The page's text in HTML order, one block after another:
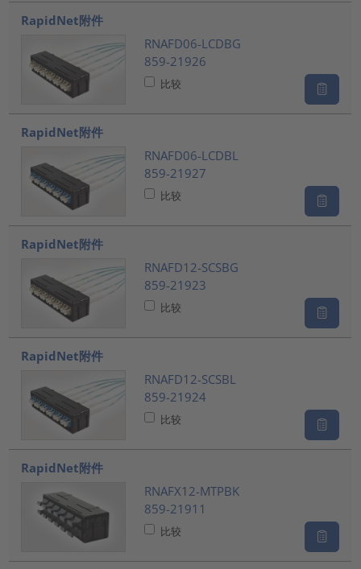
RapidNet附件
RNAFD06-LCDBG
859-21926
比较
RapidNet附件
RNAFD06-LCDBL
859-21927
比较
RapidNet附件
RNAFD12-SCSBG
859-21923
比较
RapidNet附件
RNAFD12-SCSBL
859-21924
比较
RapidNet附件
RNAFX12-MTPBK
859-21911
比较